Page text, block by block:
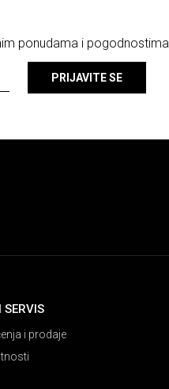
ponudama i pogodnostima.
PRIJAVITE SE
SERVIS
i prodaje